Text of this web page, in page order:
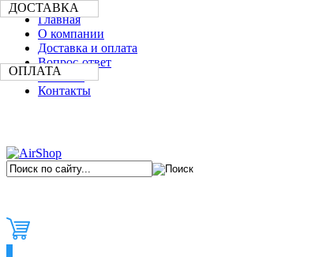
Главная
О компании
Доставка и оплата
Вопрос-ответ
Новости
Контакты
ДОСТАВКА
ОПЛАТА